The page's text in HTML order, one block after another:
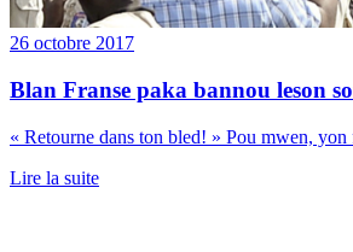
26 octobre 2017
Blan Franse paka bannou leson
« Retourne dans ton bled! » Pou mwen,
Lire la suite